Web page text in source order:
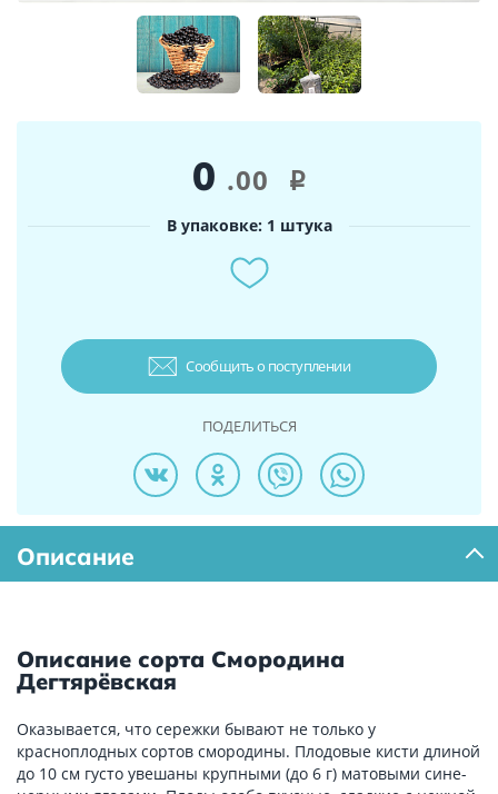
0 .00 i
В упаковке: 1 штука
Сообщить о поступлении
ПОДЕЛИТЬСЯ
Описание
Описание сорта Смородина
Дегтярёвская
Оказывается, что сережки бывают не только у
красноплодных сортов смородины. Плодовые кисти длиной
до 10 см густо увешаны крупными (до 6 г) матовыми сине-